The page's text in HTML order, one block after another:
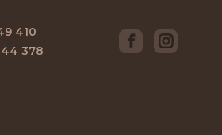
410
378